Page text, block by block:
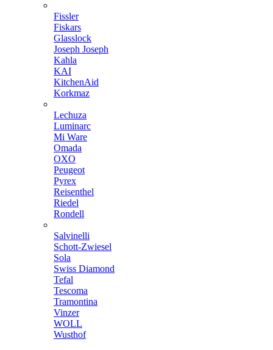
Fissler
Fiskars
Glasslock
Joseph Joseph
Kahla
KAI
KitchenAid
Korkmaz
Lechuza
Luminarc
Mi Ware
Omada
OXO
Peugeot
Pyrex
Reisenthel
Riedel
Rondell
Salvinelli
Schott-Zwiesel
Sola
Swiss Diamond
Tefal
Tescoma
Tramontina
Vinzer
WOLL
Wusthof